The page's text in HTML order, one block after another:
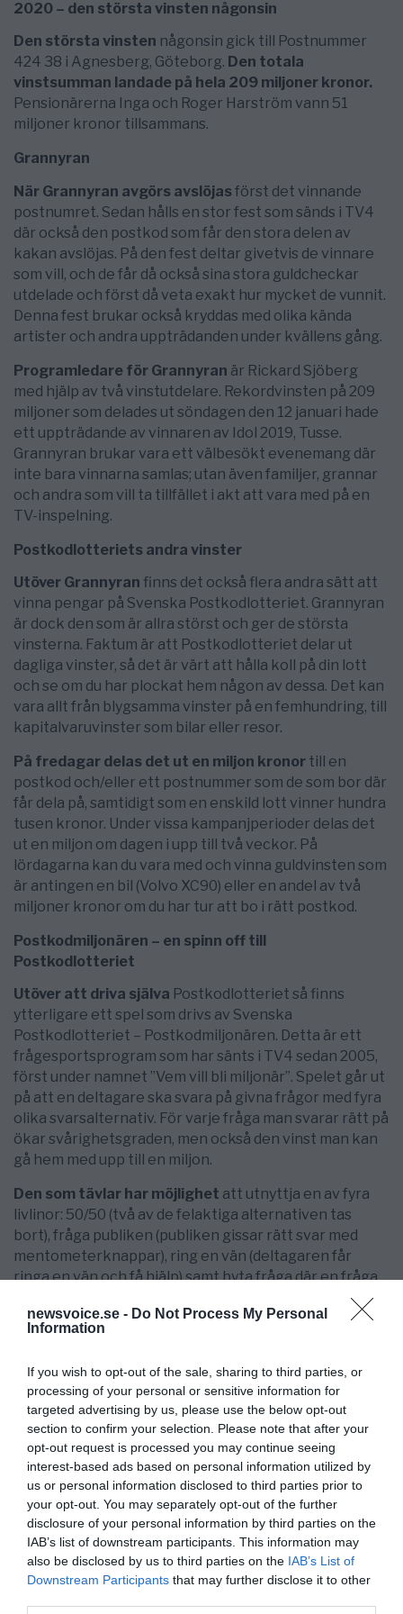
newsvoice.se - Do Not Process My Personal
Information
If you wish to opt-out of the sale, sharing to third parties, or
processing of your personal or sensitive information for
targeted advertising by us, please use the below opt-out
section to confirm your selection. Please note that after your
opt-out request is processed you may continue seeing
interest-based ads based on personal information utilized by
us or personal information disclosed to third parties prior to
your opt-out. You may separately opt-out of the further
disclosure of your personal information by third parties on the
IAB’s list of downstream participants. This information may
also be disclosed by us to third parties on the IAB’s List of
Downstream Participants that may further disclose it to other
2020 – den största vinsten någonsin
Den största vinsten någonsin gick till Postnummer
424 38 i Agnesberg, Göteborg. Den totala
vinstsumman landade på hela 209 miljoner kronor.
Pensionärerna Inga och Roger Harström vann 51
miljoner kronor tillsammans.
Grannyran
När Grannyran avgörs avslöjasförst det vinnande
postnumret. Sedan hålls en stor fest som sänds i TV4
där också den postkod som får den stora delen av
kakan avslöjas. På den fest deltar givetvis de vinnare
som vill, och de får då också sina stora guldcheckar
utdelade och först då veta exakt hur mycket de vunnit.
Denna fest brukar också kryddas med olika kända
artister och andra uppträdanden under kvällens gång.
Programledare för Grannyran är Rickard Sjöberg
med hjälp av två vinstutdelare. Rekordvinsten på 209
miljoner som delades ut söndagen den 12 januari hade
ett uppträdande av vinnaren av Idol 2019, Tusse.
Grannyran brukar vara ett välbesökt evenemang där
inte bara vinnarna samlas; utan även familjer, grannar
och andra som vill ta tillfället i akt att vara med på en
TV-inspelning.
Postkodlotteriets andra vinster
Utöver Grannyran finns det också flera andra sätt att
vinna pengar på Svenska Postkodlotteriet. Grannyran
är dock den som är allra störst och ger de största
vinsterna. Faktum är att Postkodlotteriet delar ut
dagliga vinster, så det är värt att hålla koll på din lott
och se om du har plockat hem någon av dessa. Det kan
vara allt från blygsamma vinster på en femhundring, till
kapitalvaruvinster som bilar eller resor.
På fredagar delas det ut en miljon kronor till en
postkod och/eller ett postnummer som de som bor där
får dela på, samtidigt som en enskild lott vinner hundra
tusen kronor. Under vissa kampanjperioder delas det
ut en miljon om dagen i upp till två veckor. På
lördagarna kan du vara med och vinna guldvinsten som
är antingen en bil (Volvo XC90) eller en andel av två
miljoner kronor om du har tur att bo i rätt postkod.
Postkodmiljonären – en spinn off till
Postkodlotteriet
Utöver att driva själva Postkodlotteriet så finns
ytterligare ett spel som drivs av Svenska
Postkodlotteriet – Postkodmiljonären. Detta är ett
frågesportsprogram som har sänts i TV4 sedan 2005,
först under namnet ”Vem vill bli miljonär”. Spelet går ut
på att en deltagare ska svara på givna frågor med fyra
olika svarsalternativ. För varje fråga man svarar rätt på
ökar svårighetsgraden, men också den vinst man kan
gå hem med upp till en miljon.
Den som tävlar har möjlighet att utnyttja en av fyra
livlinor: 50/50 (två av de felaktiga alternativen tas
bort), fråga publiken (publiken gissar rätt svar med
mentometerknappar), ring en vän (deltagaren får
ringa en vän och få hjälp) samt byta fråga där en fråga
ersätts av en annan. Totalt kan man få svara på 15
frågor, men svarar man fel på en är man ute och får gå
hem med en mindre vinst.
Vad gör vinnarna med sina pengar
Om du till exempel har turen att få vara med och dela
på de miljoner som delas under kommande grannyror
så har du en delikat uppgift framför dig: att bestämma
vad du ska göra med pengarna. Tittar vi på hur tidigare
deltagare har valt att spendera sina så är det vanligt
att de lägger pengarna på sitt hus eller på att resa.
Många äldre vinnare planerar också att ge ett bidrag
till barn och barnbarn.
Extern skribent